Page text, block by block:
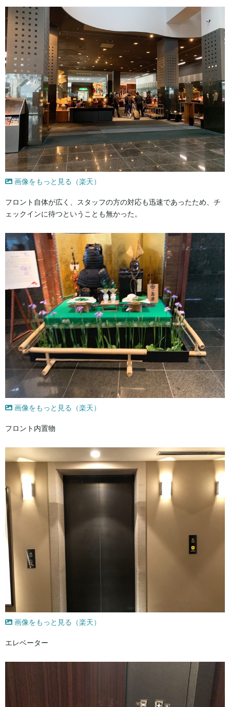
画像をもっと見る（楽天）
フロント自体が広く、スタッフの方の対応も迅速であったため、チ
ェックインに待つということも無かった。
画像をもっと見る（楽天）
フロント内置物
画像をもっと見る（楽天）
エレベーター